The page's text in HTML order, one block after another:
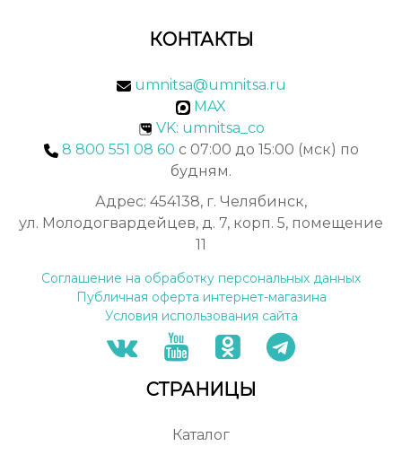
СТРАНИЦЫ
Каталог
КОНТАКТЫ
umnitsa@umnitsa.ru
MAX
VK: umnitsa_co
8 800 551 08 60 с 07:00 до 15:00 (мск) по
будням.
Адрес: 454138, г. Челябинск,
ул. Молодогвардейцев, д. 7, корп. 5, помещение
11
Соглашение на обработку персональных данных
Публичная оферта интернет-магазина
Условия использования сайта